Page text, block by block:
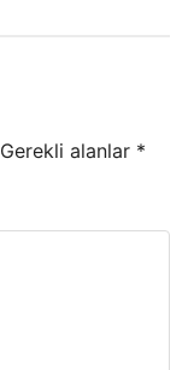
Gerekli alanlar *